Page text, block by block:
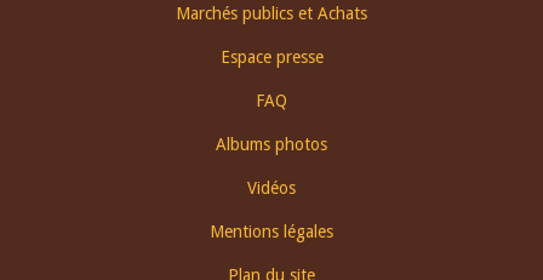
Marchés publics et Achats
Espace presse
FAQ
Albums photos
Vidéos
Mentions légales
Plan du site